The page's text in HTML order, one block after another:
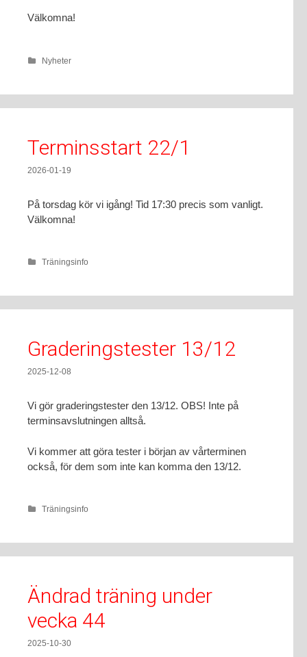
Välkomna!
Nyheter
Terminsstart 22/1
2026-01-19
På torsdag kör vi igång! Tid 17:30 precis som vanligt.
Välkomna!
Träningsinfo
Graderingstester 13/12
2025-12-08
Vi gör graderingstester den 13/12. OBS! Inte på
terminsavslutningen alltså.
Vi kommer att göra tester i början av vårterminen
också, för dem som inte kan komma den 13/12.
Träningsinfo
Ändrad träning under
vecka 44
2025-10-30